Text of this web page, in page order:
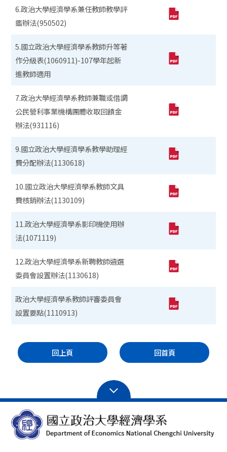
6.政治大學經濟學系兼任教師教學評
鑑辦法(950502)
5.國立政治大學經濟學系教師升等著
作分級表(1060911)-107學年起新
進教師適用
7.政治大學經濟學系教師兼職或借調
公民營利事業機構團體收取回饋金
辦法(931116)
9.國立政治大學經濟學系教學助理經
費分配辦法(1130618)
10.國立政治大學經濟學系教師文具
費核銷辦法(1130109)
11.政治大學經濟學系影印機使用辦
法(1071119)
12.政治大學經濟學系新聘教師遴選
委員會設置辦法(1130618)
政治大學經濟學系教師評審委員會
設置要點(1110913)
回上頁 回首頁